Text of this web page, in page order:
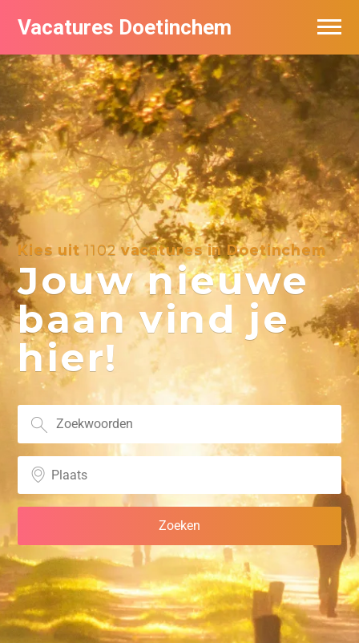
Vacatures Doetinchem
Kies uit1102vacatures in Doetinchem
Jouw nieuwe
baan vind je
hier!
Vacatures per bedrijf
De populairste vacatures in Doetinchem
Nieuwsbrief feed